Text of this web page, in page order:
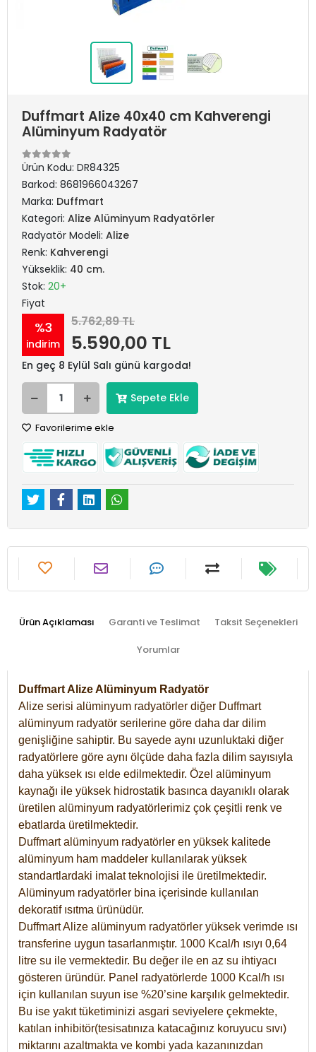
Duffmart Alize 40x40 cm Kahverengi
Alüminyum Radyatör
Ürün Kodu: DR84325
Barkod: 8681966043267
Marka: Duffmart
Kategori: Alize Alüminyum Radyatörler
Radyatör Modeli: Alize
Renk: Kahverengi
Yükseklik: 40 cm.
Stok: 20+
Fiyat
%3
indirim
5.762,89 TL
5.590,00 TL
En geç 8 Eylül Salı günü kargoda!
Sepete Ekle
Favorilerime ekle
Ürün Açıklaması Garanti ve Teslimat Taksit Seçenekleri
Yorumlar
Duffmart Alize Alüminyum Radyatör
Alize serisi alüminyum radyatörler diğer Duffmart
alüminyum radyatör serilerine göre daha dar dilim
genişliğine sahiptir. Bu sayede aynı uzunluktaki diğer
radyatörlere göre aynı ölçüde daha fazla dilim sayısıyla
daha yüksek ısı elde edilmektedir. Özel alüminyum
kaynağı ile yüksek hidrostatik basınca dayanıklı olarak
üretilen alüminyum radyatörlerimiz çok çeşitli renk ve
ebatlarda üretilmektedir.
Duffmart alüminyum radyatörler en yüksek kalitede
alüminyum ham maddeler kullanılarak yüksek
standartlardaki imalat teknolojisi ile üretilmektedir.
Alüminyum radyatörler bina içerisinde kullanılan
dekoratif ısıtma ürünüdür.
Duffmart Alize alüminyum radyatörler yüksek verimde ısı
transferine uygun tasarlanmıştır. 1000 Kcal/h ısıyı 0,64
litre su ile vermektedir. Bu değer ile en az su ihtiyacı
gösteren üründür. Panel radyatörlerde 1000 Kcal/h ısı
için kullanılan suyun ise %20’sine karşılık gelmektedir.
Bu ise yakıt tüketiminizi asgari seviyelere çekmekte,
katılan inhibitör(tesisatınıza katacağınız koruyucu sıvı)
miktarını azaltmakta ve kombi yada kazanınızdan